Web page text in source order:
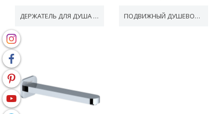
ДЕРЖАТЕЛЬ ДЛЯ ДУША CHROME ПОДВИЖНЫЙ ДУШЕВОЙ ДЕРЖАТЕЛЬ CHROME